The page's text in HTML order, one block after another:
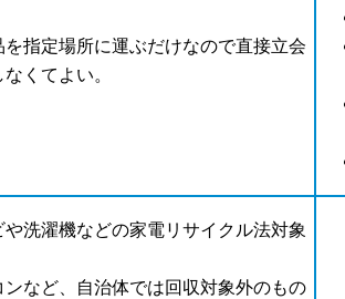
を指定場所に運ぶだけなので直接立会
くてよい。
や洗濯機などの家電リサイクル法対象
ンなど、自治体では回収対象外のもの